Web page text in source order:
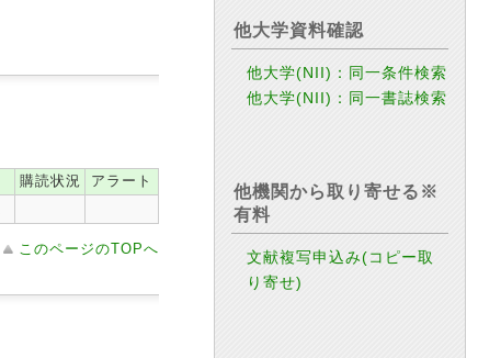
購読状況 アラート
このページのTOPへ
他大学資料確認
他大学(NII)：同一条件検索
他大学(NII)：同一書誌検索
他機関から取り寄せる※
有料
文献複写申込み(コピー取
り寄せ)